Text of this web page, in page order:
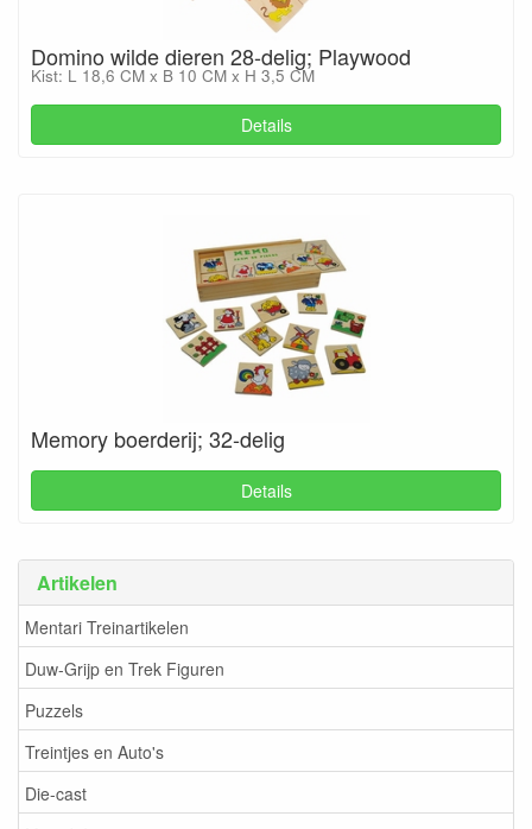
Artikelen
Mentari Treinartikelen
Duw-Grijp en Trek Figuren
Puzzels
Treintjes en Auto's
Die-cast
Domino wilde dieren 28-delig; Playwood
Kist: L 18,6 CM x B 10 CM x H 3,5 CM
Details
Memory boerderij; 32-delig
Details